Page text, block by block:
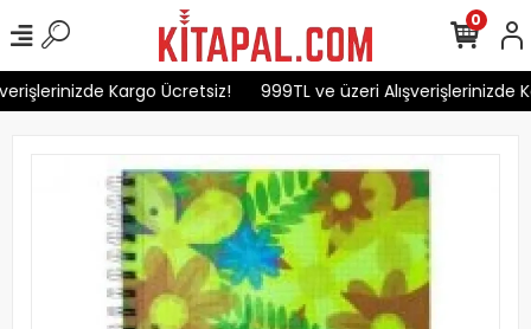
Kargo Ücretsiz! 999TL ve üzeri Alışverişlerinizde
0